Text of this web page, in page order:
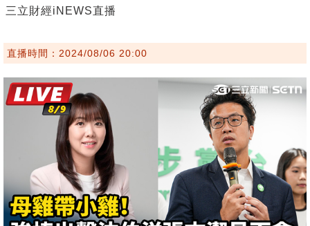
三立財經iNEWS直播
直播時間：2024/08/06 20:00